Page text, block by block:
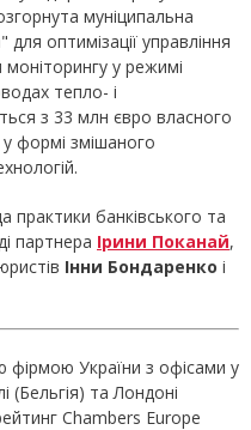
муніципальна
оптимізації управління
у режимі
тепло- і
з 33 млн євро власного
формі змішаного
банківського та
партнера Ірини Поканай,
Інни Бондаренко і
України з офісами у
(Бельгія) та Лондоні
Chambers Europe